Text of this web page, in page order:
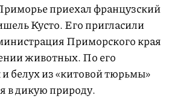
приехал французский
Кусто. Его пригласили
Приморского края
животных. По его
белух из «китовой тюрьмы»
в дикую природу.